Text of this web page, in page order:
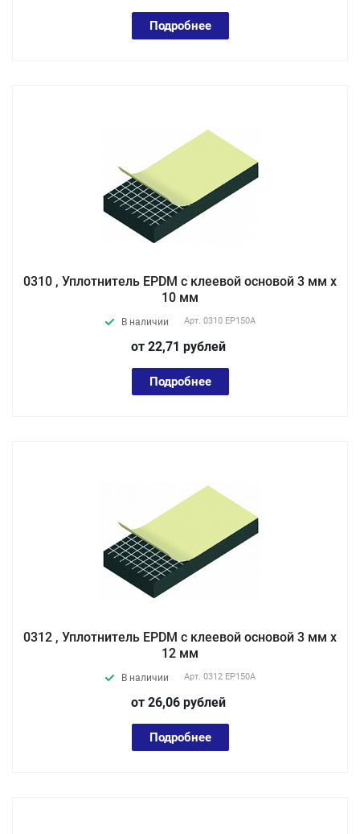
Подробнее
0310 , Уплотнитель EPDM с клеевой основой 3 мм х
10 мм
В наличии Арт. 0310 EP150А
от 22,71 рублей
Подробнее
0312 , Уплотнитель EPDM с клеевой основой 3 мм х
12 мм
В наличии Арт. 0312 EP150А
от 26,06 рублей
Подробнее